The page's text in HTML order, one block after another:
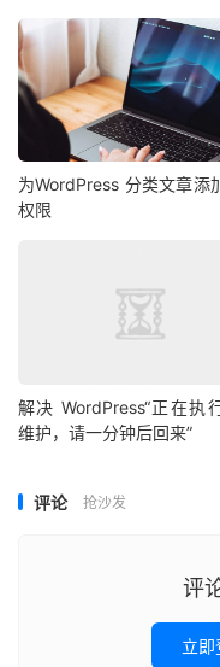
为WordPress 分类文章添
权限
解决 WordPress“正在执
维护，请一分钟后回来”
评论 抢沙发
评
立即